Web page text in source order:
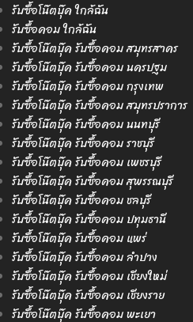
รับซื้อโน๊ตบุ๊ค ใกล้ฉัน
รับซื้อคอม ใกล้ฉัน
รับซื้อโน๊ตบุ๊ค รับซื้อคอม สมุทรสาคร
รับซื้อโน๊ตบุ๊ค รับซื้อคอม นครปฐม
รับซื้อโน๊ตบุ๊ค รับซื้อคอม กรุงเทพ
รับซื้อโน๊ตบุ๊ค รับซื้อคอม สมุทรปราการ
รับซื้อโน๊ตบุ๊ค รับซื้อคอม นนทบุรี
รับซื้อโน๊ตบุ๊ค รับซื้อคอม ราชบุรี
รับซื้อโน๊ตบุ๊ค รับซื้อคอม เพชรบุรี
รับซื้อโน๊ตบุ๊ค รับซื้อคอม สุพรรณบุรี
รับซื้อโน๊ตบุ๊ค รับซื้อคอม ชลบุรี
รับซื้อโน๊ตบุ๊ค รับซื้อคอม ปทุมธานี
รับซื้อโน๊ตบุ๊ค รับซื้อคอม แพร่
รับซื้อโน๊ตบุ๊ค รับซื้อคอม ลำปาง
รับซื้อโน๊ตบุ๊ค รับซื้อคอม เชียงใหม่
รับซื้อโน๊ตบุ๊ค รับซื้อคอม เชียงราย
รับซื้อโน๊ตบุ๊ค รับซื้อคอม พะเยา